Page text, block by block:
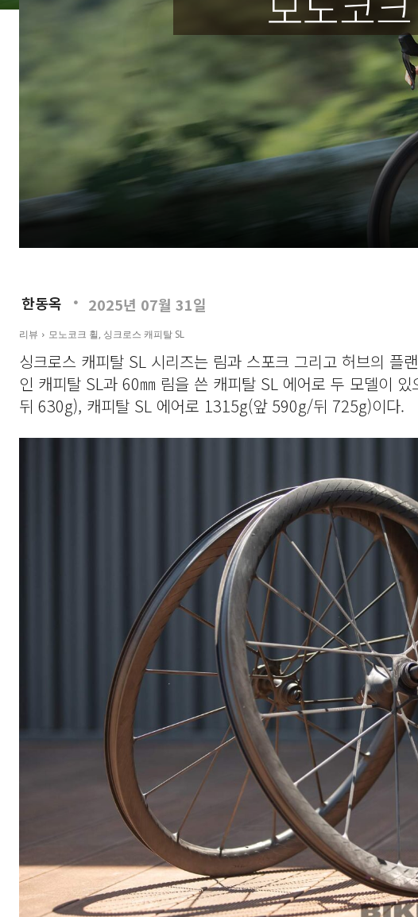
한동옥 2025년 07월 31일
리뷰 모노코크 휠, 싱크로스 캐피탈 SL
싱크로스 캐피탈 SL 시리즈는 림과 스포크 그리고 허브의 플
인 캐피탈 SL과 60㎜ 림을 쓴 캐피탈 SL 에어로 두 모델이
뒤 630g), 캐피탈 SL 에어로 1315g(앞 590g/뒤 725g)이다.